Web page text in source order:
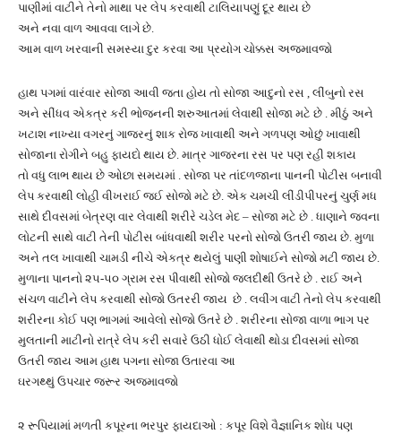
પાણીમાં વાટીને તેનો માથા પર લેપ કરવાથી ટાલિયાપણું દૂર થાય છે
અને નવા વાળ આવવા લાગે છે.
આમ વાળ ખરવાની સમસ્યા દુર કરવા આ પ્રયોગ ચોક્કસ અજમાવજો
હાથ પગમાં વારંવાર સોજા આવી જતા હોય તો સોજા આદુનો રસ , લીંબુનો રસ
અને સીંધવ એકત્ર કરી ભોજનની શરુઆતમાં લેવાથી સોજા મટે છે . મીઠું અને
ખટાશ નાખ્યા વગરનું ગાજરનું શાક રોજ ખાવાથી અને ગળપણ ઓછું ખાવાથી
સોજાના રોગીને બહુ ફાયદો થાય છે. માત્ર ગાજરના રસ પર પણ રહી શકાય
તો વધુ લાભ થાય છે ઓછા સમયમાં . સોજા પર તાંદળજાના પાનની પોટીસ બનાવી
લેપ કરવાથી લોહી વીખરાઈ જઈ સોજો મટે છે. એક ચમચી લીંડીપીપરનું ચુર્ણ મધ
સાથે દીવસમાં બેત્રણ વાર લેવાથી શરીરે ચડેલ મેદ – સોજા મટે છે . ધાણાને જવના
લોટની સાથે વાટી તેની પોટીસ બાંધવાથી શરીર પરનો સોજો ઉતરી જાય છે. મુળા
અને તલ ખાવાથી ચામડી નીચે એકત્ર થયેલું પાણી શોષાઈને સોજો મટી જાય છે.
મુળાના પાનનો ૨૫-૫૦ ગ્રામ રસ પીવાથી સોજો જલદીથી ઉતરે છે . રાઈ અને
સંચળ વાટીને લેપ કરવાથી સોજો ઉતરરી જાય છે . લવીંગ વાટી તેનો લેપ કરવાથી
શરીરના કોઈ પણ ભાગમાં આવેલો સોજો ઉતરે છે . શરીરના સોજા વાળા ભાગ પર
મુલતાની માટીનો રાત્રે લેપ કરી સવારે ઉઠી ધોઈ લેવાથી થોડા દીવસમાં સોજા
ઉતરી જાય આમ હાથ પગના સોજા ઉતારવા આ
ઘરગથ્થું ઉપચાર જરૂર અજમાવજો
૨ રૂપિયામાં મળતી કપૂરના ભરપુર ફાયદાઓ : કપૂર વિશે વૈજ્ઞાનિક શોધ પણ